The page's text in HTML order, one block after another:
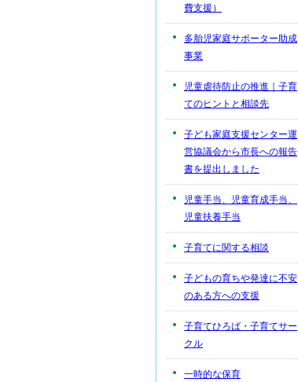
費支援）
多胎児家庭サポーター助成
事業
児童虐待防止の推進｜子育
てのヒントと相談先
子ども家庭支援センター運
営協議会から市長への報告
書を提出しました
児童手当、児童育成手当、
児童扶養手当
子育てに関する相談
子どもの育ちや発達に不安
のある方への支援
子育てひろば・子育てサー
クル
一時的な保育